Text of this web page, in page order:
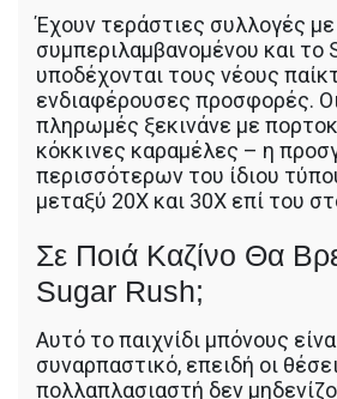
Έχουν τεράστιες συλλογές
συμπεριλαμβανομένου και το
υποδέχονται τους νέους
ενδιαφέρουσες προσφορές.
πληρωμές ξεκινάνε με
κόκκινες καραμέλες – η
περισσότερων του ίδιου
μεταξύ 20Χ και 30Χ επί του
Σε Ποιά Καζίνο Θα
Sugar Rush;
Αυτό το παιχνίδι μπόνους
συναρπαστικό, επειδή οι
πολλαπλασιαστή δεν